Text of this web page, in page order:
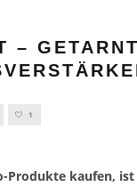
–
1
Produkte kaufen,